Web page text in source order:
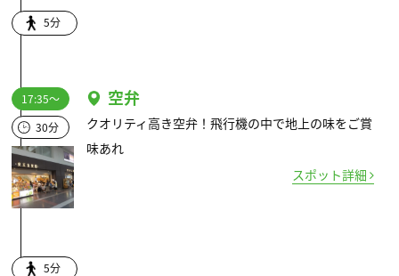
5分
17:35～
30分
空弁
クオリティ高き空弁！飛行機の中で地上の味をご賞
味あれ
スポット詳細
5分